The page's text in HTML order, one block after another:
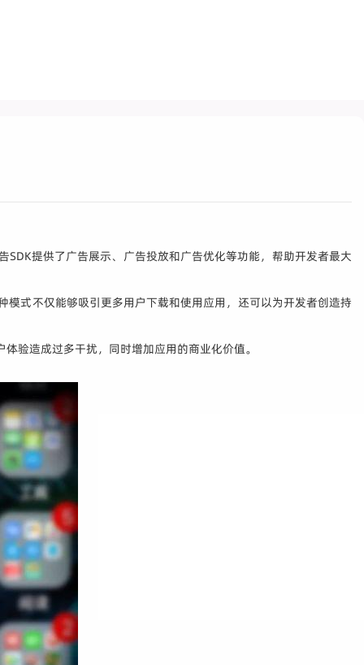
提供了广告展示、广告投放和广告优化等功能，帮助开发者最大
式不仅能够吸引更多用户下载和使用应用，还可以为开发者创造持
验造成过多干扰，同时增加应用的商业化价值。